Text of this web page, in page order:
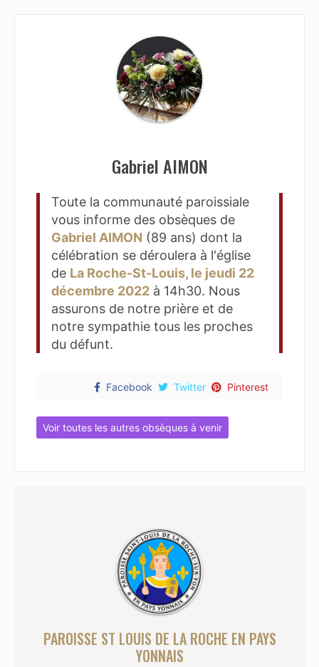
PAROISSE ST LOUIS DE LA ROCHE EN PAYS
YONNAIS
Gabriel AIMON
Toute la communauté paroissiale
vous informe des obsèques de
Gabriel AIMON (89 ans) dont la
célébration se déroulera à l'église
de La Roche-St-Louis, le jeudi 22
décembre 2022 à 14h30. Nous
assurons de notre prière et de
notre sympathie tous les proches
du défunt.
Facebook Twitter Pinterest
Voir toutes les autres obsèques à venir